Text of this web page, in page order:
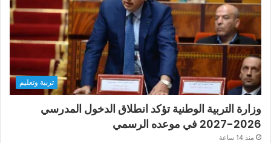
تربية وتعليم
وزارة التربية الوطنية تؤكد انطلاق الدخول المدرسي
2026-2027 في موعده الرسمي
منذ 14 ساعة